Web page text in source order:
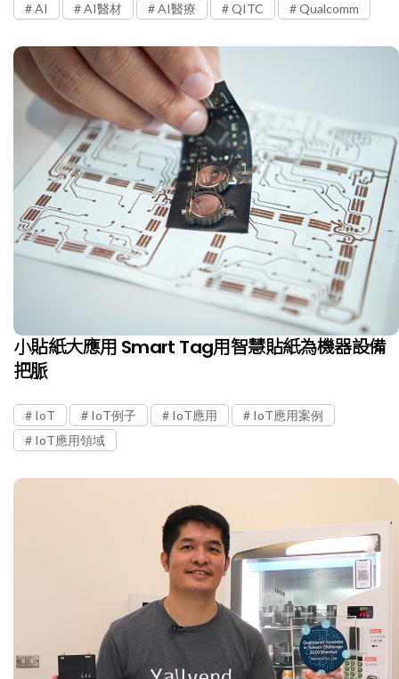
AI AI醫材 AI醫療 QITC Qualcomm
小貼紙大應用 Smart Tag用智慧貼紙為機器設備
把脈
IoT IoT例子 IoT應用
IoT應用案例
IoT應用領域